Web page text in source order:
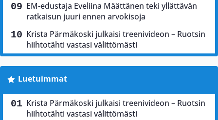
EM-edustaja Eveliina Määttänen teki yllättävän
ratkaisun juuri ennen arvokisoja
Krista Pärmäkoski julkaisi treenivideon – Ruotsin
hiihtotähti vastasi välittömästi
Luetuimmat
Krista Pärmäkoski julkaisi treenivideon – Ruotsin
hiihtotähti vastasi välittömästi